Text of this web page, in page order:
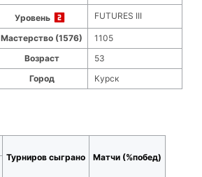
Уровень FUTURES III
Мастерство (1576)
1105
Возраст
53
Город
Курск
Турниров сыграно
Матчи (%побед)